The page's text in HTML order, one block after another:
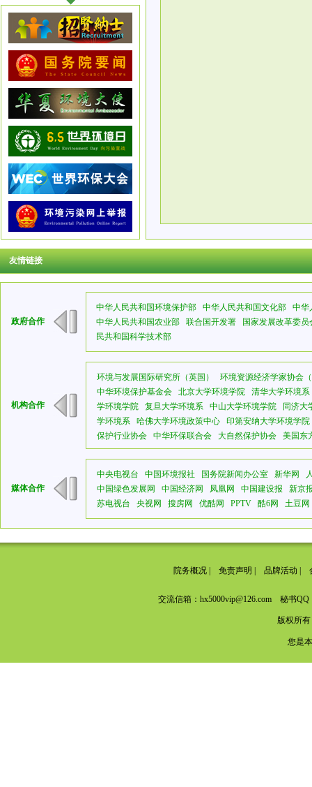
友情链接
政府合作
中华人民共和国环境保护部 中华人民共和国文化部
中华
中华人民共和国农业部
联合国开发署
国家发展改革委员
民共和国科学技术部
机构合作
环境与发展国际研究所（英国）
环境资源经济学家协会
中华环境保护基金会
北京大学环境学院
清华大学环境系
学环境学院
复旦大学环境系 中山大学环境学院
同济大
学环境系
哈佛大学环境政策中心
印第安纳大学环境学院
保护行业协会
中华环保联合会 大自然保护协会 美国东
媒体合作
中央电视台 中国环境报社 国务院新闻办公室 新华网
中国绿色发展网
中国经济网 凤凰网 中国建设报
新京
苏电视台
央视网 搜房网 优酷网 PPTV 酷6网 土豆网
院务概况| 免责声明 品牌活动
交流信箱：hx5000vip@126.com 秘书
版权所
您是